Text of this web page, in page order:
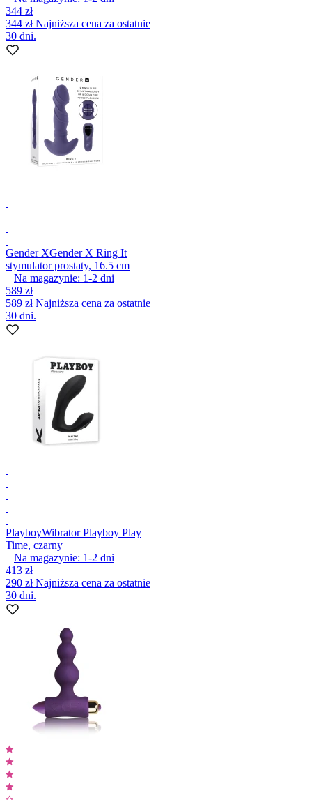
344 zł
344 złNajniższa cena za ostatnie
30 dni.
Gender XGender X Ring It
stymulator prostaty, 16.5 cm
Na magazynie: 1-2 dni
589 zł
589 złNajniższa cena za ostatnie
30 dni.
PlayboyWibrator Playboy Play
Time, czarny
Na magazynie: 1-2 dni
413 zł
290 złNajniższa cena za ostatnie
30 dni.